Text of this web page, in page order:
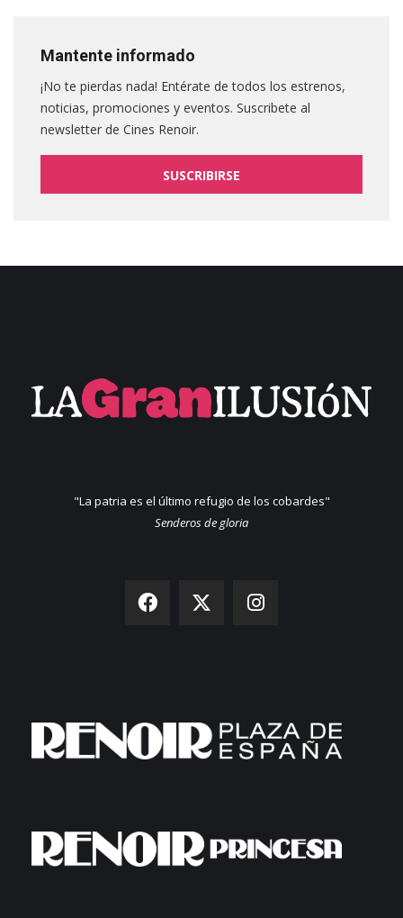
Mantente informado
¡No te pierdas nada! Entérate de todos los estrenos,
noticias, promociones y eventos. Suscribete al
newsletter de Cines Renoir.
SUSCRIBIRSE
"La patria es el último refugio de los cobardes"
Senderos de gloria